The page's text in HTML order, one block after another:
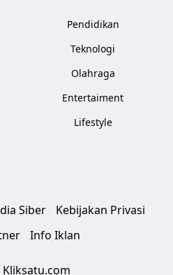
Pendidikan
Teknologi
Olahraga
Entertaiment
Lifestyle
Siber
Kebijakan Privasi
Info Iklan